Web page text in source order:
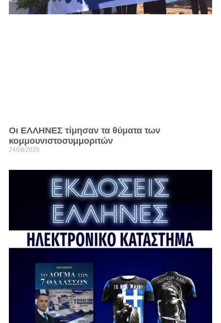
Οι ΕΛΛΗΝΕΣ τίμησαν τα θύματα των
κομμουνιστοσυμμοριτών
24/08/2020